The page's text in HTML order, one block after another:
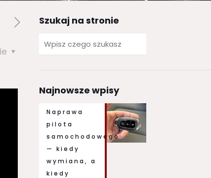
Szukaj na stronie
Najnowsze wpisy
Naprawa
pilota
samochodowego
— kiedy
wymiana, a
kiedy